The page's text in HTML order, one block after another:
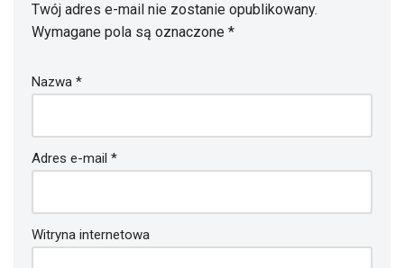
Twój adres e-mail nie zostanie opublikowany.
Wymagane pola są oznaczone *
Nazwa *
Adres e-mail *
Witryna internetowa